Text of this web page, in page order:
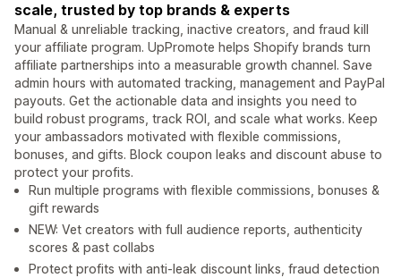
scale, trusted by top brands & experts
Manual & unreliable tracking, inactive creators, and fraud kill
your affiliate program. UpPromote helps Shopify brands turn
affiliate partnerships into a measurable growth channel. Save
admin hours with automated tracking, management and PayPal
payouts. Get the actionable data and insights you need to
build robust programs, track ROI, and scale what works. Keep
your ambassadors motivated with flexible commissions,
bonuses, and gifts. Block coupon leaks and discount abuse to
protect your profits.
Run multiple programs with flexible commissions, bonuses &
gift rewards
NEW: Vet creators with full audience reports, authenticity
scores & past collabs
Protect profits with anti-leak discount links, fraud detection